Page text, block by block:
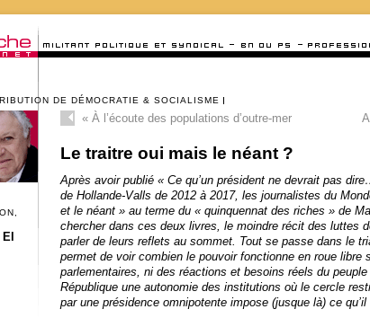
DE DÉMOCRATIE & SOCIALISME
«À l’écoute des populations d’outre-mer
Le traitre oui mais le néant ?
Après avoir publié « Ce qu’un président ne devrait pas
de Hollande-Valls de 2012 à 2017, les journalistes du
et le néant » au terme du « quinquennat des riches » de
chercher dans ces deux livres, le moindre récit des luttes
parler de leurs reflets au sommet. Tout se passe dans le
permet de voir combien le pouvoir fonctionne en roue libre
parlementaires, ni des réactions et besoins réels du
République une autonomie des institutions où le cercle
par une présidence omnipotente impose (jusque là) ce qu’il